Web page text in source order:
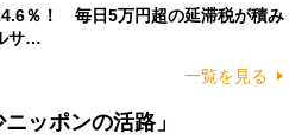
％！ 毎日5万円超の延滞税が積み
サ…
一覧を見る
ッポンの活路」